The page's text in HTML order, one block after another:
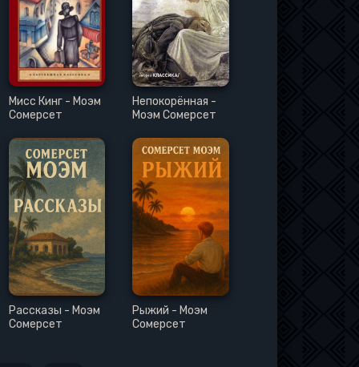
Мисс Кинг - Моэм
Сомерсет
Непокорённая -
Моэм Сомерсет
Рассказы - Моэм
Сомерсет
Рыжий - Моэм
Сомерсет